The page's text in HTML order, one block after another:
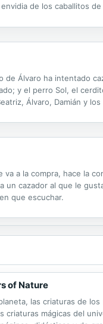
de los caballitos de
de Álvaro ha intentado
y el perro Sol, el
Álvaro, Damián y
a la compra, hace la
cazador al que le
que escuchar.
of Nature
las criaturas de
mágicas del